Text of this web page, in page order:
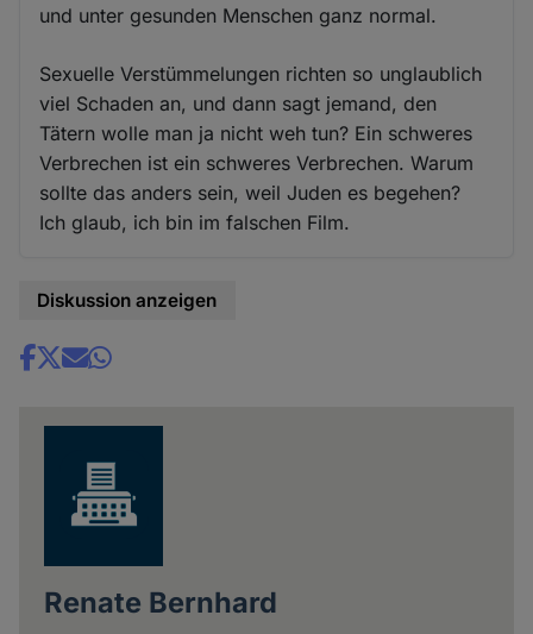
und unter gesunden Menschen ganz normal.
Sexuelle Verstümmelungen richten so unglaublich
viel Schaden an, und dann sagt jemand, den
Tätern wolle man ja nicht weh tun? Ein schweres
Verbrechen ist ein schweres Verbrechen. Warum
sollte das anders sein, weil Juden es begehen?
Ich glaub, ich bin im falschen Film.
Diskussion anzeigen
Share
Renate Bernhard